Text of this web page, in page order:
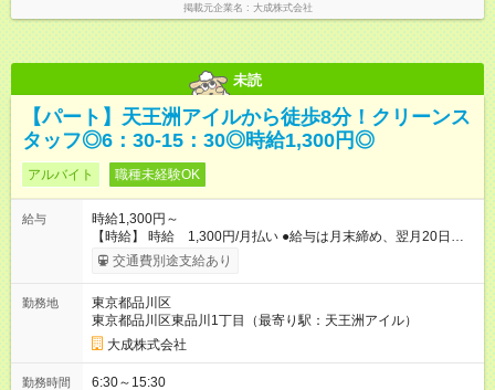
掲載元企業名 大成株式会社
未読
【パート】天王洲アイルから徒歩8分！クリーンス
タッフ◎6：30-15：30◎時給1,300円◎
アルバイト 職種未経験OK
給与
時給1,300円～
【時給】 時給 1,300円/月払い ●給与は月末締め、翌月20日の
支払。 ●通勤手当は1ヶ月ごとに勤務日数に応じて実費精算。 ●
一番安いルートでの計算となります。 ※Ｗワークの方は、他社
象となります。 【試用期間】試用期間あり 試用期間の長さ：3
ヶ月 雇用形態、給与は本採用時と同じです。
交通費別途支給あり
勤務地
東京都品川区
東京都品川区東品川1丁目（最寄り駅：天王洲アイル）
大成株式会社
勤務時間 6:30～15:30